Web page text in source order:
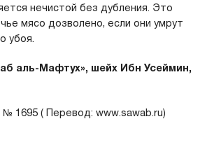
нечистой без дубления. Это
мясо дозволено, если они умрут
убоя.
аль-Мафтух», шейх Ибн Усеймин,
№ 1695 ( Перевод: www.sawab.ru)